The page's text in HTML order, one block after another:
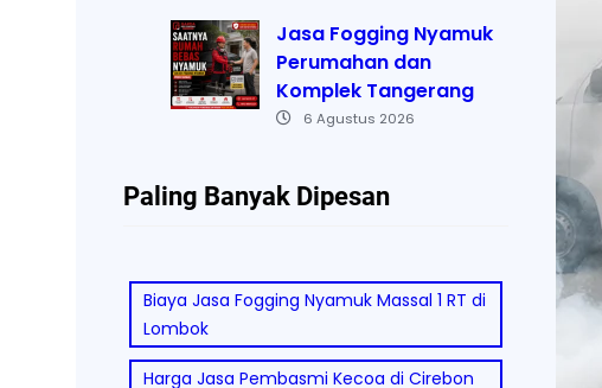
Jasa Fogging Nyamuk
Perumahan dan
Komplek Tangerang
6 Agustus 2026
Paling Banyak Dipesan
Biaya Jasa Fogging Nyamuk Massal 1 RT di
Lombok
Harga Jasa Pembasmi Kecoa di Cirebon